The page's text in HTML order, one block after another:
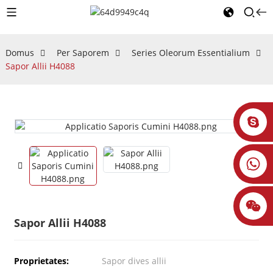
Domus Per Saporem
Series Oleorum Essentialium
Sapor Allii H4088
Sapor Allii H4088
Proprietates:
Sapor dives allii